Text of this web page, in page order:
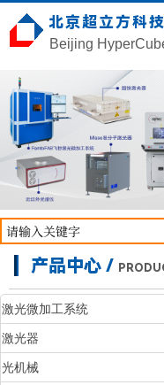
北京超立方科
Beijing
产品中心 /
激光微加工系统
激光器
光机械